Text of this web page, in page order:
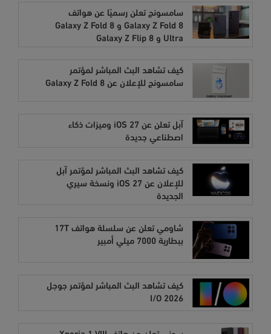
سامسونج تعلن رسميًا عن هواتف
Galaxy Z Fold 8 و Galaxy Z Fold 8
Ultra و Galaxy Z Flip 8
كيف تشاهد البث المباشر لمؤتمر
سامسونج للإعلان عن Galaxy Z Fold 8
آبل تعلن عن iOS 27 وميزات ذكاء
اصطناعي جديدة
كيف تشاهد البث المباشر لمؤتمر آبل
للإعلان عن iOS 27 ونسخة سيري
الجديدة
شاومي تعلن عن سلسلة هواتف 17T
ببطارية 7000 ميلي أمبير
كيف تشاهد البث المباشر لمؤتمر جوجل
I/O 2026